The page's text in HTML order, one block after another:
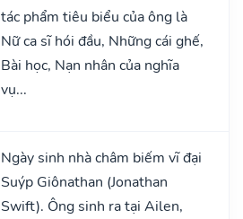
tác phẩm tiêu biểu của ông là
Nữ ca sĩ hói đầu, Những cái ghế,
Bài học, Nạn nhân của nghĩa
vụ...
Ngày sinh nhà châm biếm vĩ đại
Suýp Giônathan (Jonathan
Swift). Ông sinh ra tại Ailen,